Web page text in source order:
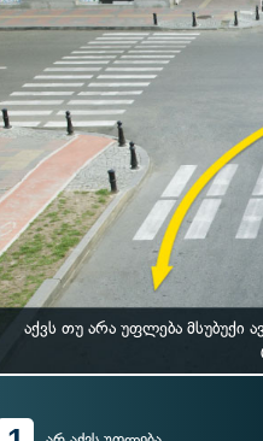
აქვს თუ არა უფლება